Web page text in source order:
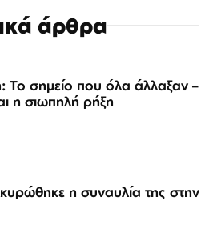
άρθρα
Το σημείο που όλα άλλαξαν –
η σιωπηλή ρήξη
η συναυλία της στην